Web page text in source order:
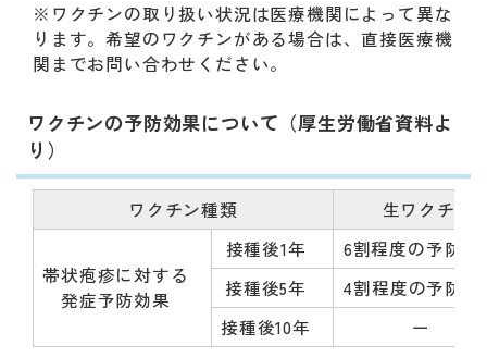
※ワクチンの取り扱い状況は医療機関によって異な
ります。希望のワクチンがある場合は、直接医療機
関までお問い合わせください。
ワクチンの予防効果について（厚生労働省資料よ
り）
ワクチン種類 生ワクチン
帯状疱疹に対する
発症予防効果
接種後1年
6割程度の予防効
接種後5年
4割程度の予防効
接種後10年
ー